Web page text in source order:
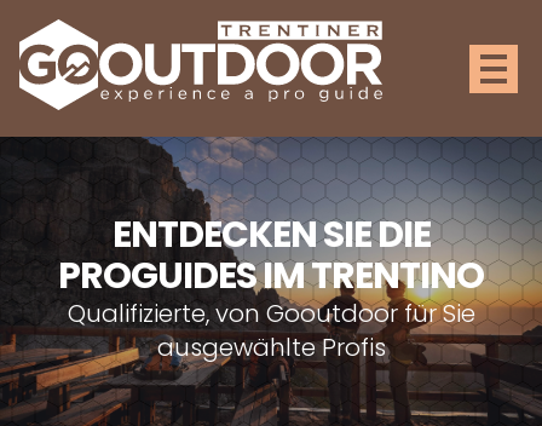
ENTDECKEN SIE DIE
PROGUIDES IM TRENTINO
Qualifizierte, von Gooutdoor für Sie
ausgewählte Profis